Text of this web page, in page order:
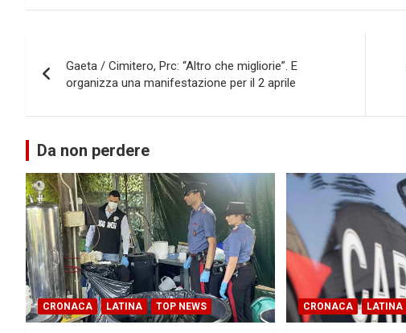
articoli
Gaeta / Cimitero, Prc: “Altro che migliorie”. E
organizza una manifestazione per il 2 aprile
Da non perdere
CRONACA LATINA TOP NEWS CRONACA LATINA